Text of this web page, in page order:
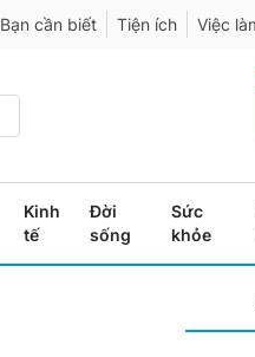
Bạn cần biết Tiện ích Việc
Kinh
tế
Đời
sống
Sức
khỏe